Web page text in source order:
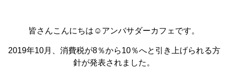
皆さんこんにちは☺アンバサダーカフェです。
2019年10月、消費税が8％から10％へと引き上げられる方
針が発表されました。